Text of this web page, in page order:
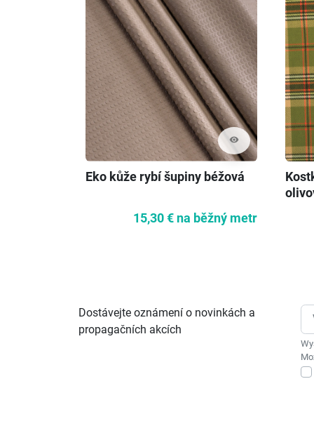
visibility
Eko kůže rybí šupiny béžová
15,30 € na běžný metr
Dostávejte oznámení o novinkách a
propagačních akcích